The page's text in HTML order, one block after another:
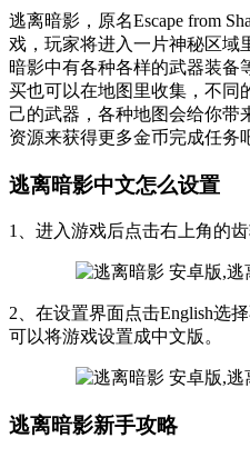
逃离暗影，原名Escape from
戏，玩家将进入一片神秘区域
暗影中有各种各样的武器装备
买也可以在地图里收集，不同
己的武器，各种地图会给你带
资源来获得更多金币完成任务
逃离暗影中文怎么设置
1、进入游戏后点击右上角的
2、在设置界面点击English选
可以将游戏设置成中文版。
逃离暗影新手攻略